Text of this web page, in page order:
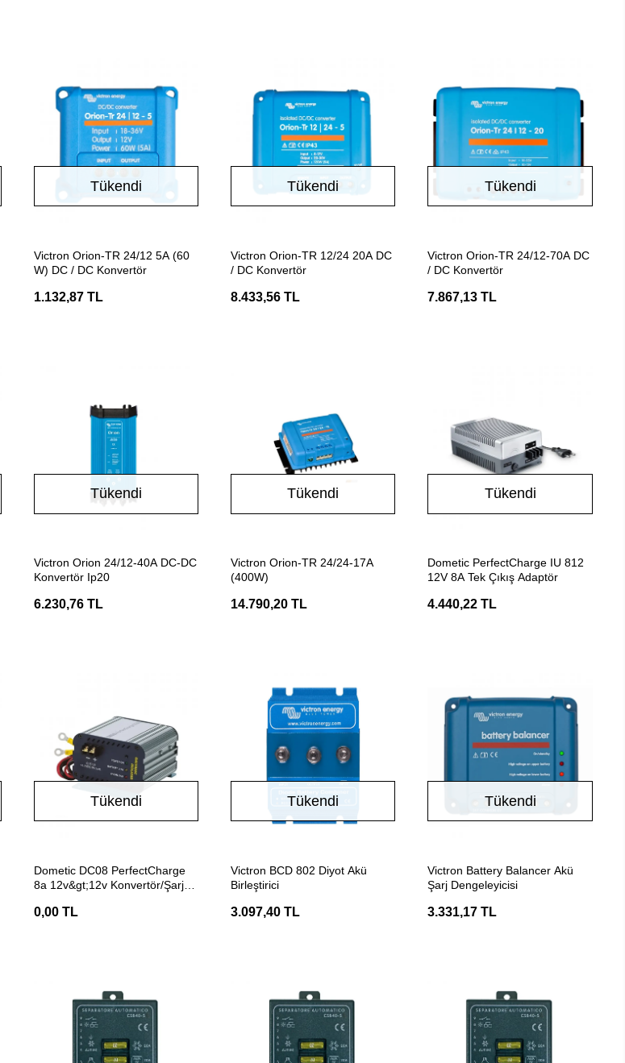
Tükendi
Victron Orion-TR 24/12 5A (60
W) DC / DC Konvertör
1.132,87 TL
Tükendi
Victron Orion-TR 12/24 20A DC
/ DC Konvertör
8.433,56 TL
Tükendi
Victron Orion-TR 24/12-70A DC
/ DC Konvertör
7.867,13 TL
Tükendi
Victron Orion 24/12-40A DC-DC
Konvertör Ip20
6.230,76 TL
Tükendi
Victron Orion-TR 24/24-17A
(400W)
14.790,20 TL
Tükendi
Dometic PerfectCharge IU 812
12V 8A Tek Çıkış Adaptör
4.440,22 TL
Tükendi
Dometic DC08 PerfectCharge
8a 12v&gt;12v Konvertör/Şarj
0,00 TL
Tükendi
Victron BCD 802 Diyot Akü
Birleştirici
3.097,40 TL
Tükendi
Victron Battery Balancer Akü
Şarj Dengeleyicisi
3.331,17 TL